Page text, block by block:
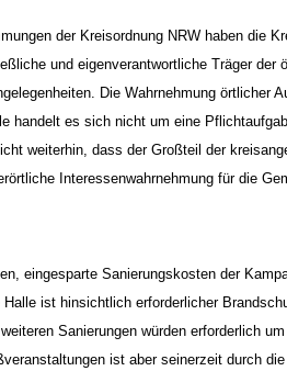
der Kreisordnung NRW haben die
und eigenverantwortliche Träger der
Die Wahrnehmung örtlicher
handelt es sich nicht um eine
weiterhin, dass der Großteil der
Interessenwahrnehmung für die
eingesparte Sanierungskosten der
ist hinsichtlich erforderlicher
Sanierungen würden erforderlich
ist aber seinerzeit durch